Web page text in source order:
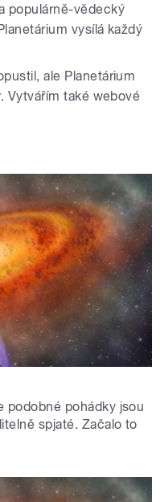
populárně-vědecký
vysílá každý
ale Planetárium
Vytvářím také webové
podobné pohádky jsou
spjaté. Začalo to